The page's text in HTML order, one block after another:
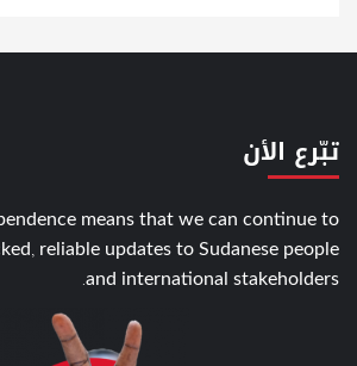
تبّرع الأن
means that we can continue to
reliable updates to Sudanese people
and international stakeholders.